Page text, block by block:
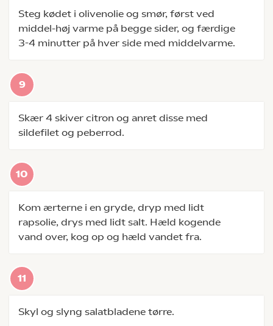
Steg kødet i olivenolie og smør, først ved
middel-høj varme på begge sider, og færdige
3-4 minutter på hver side med middelvarme.
Skær 4 skiver citron og anret disse med
sildefilet og peberrod.
Kom ærterne i en gryde, dryp med lidt
rapsolie, drys med lidt salt. Hæld kogende
vand over, kog op og hæld vandet fra.
Skyl og slyng salatbladene tørre.